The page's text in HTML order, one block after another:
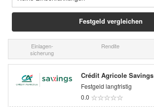
Einlagen-
sicherung
Rendite
Crédit Agricole Savings
Festgeld langfristig
0.0